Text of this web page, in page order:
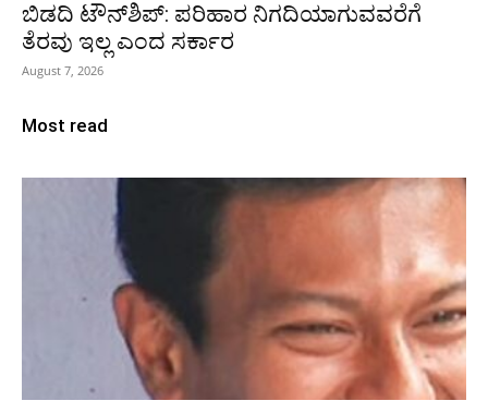
ಬಿಡದಿ ಟೌನ್‌ಶಿಪ್‌: ಪರಿಹಾರ ನಿಗದಿಯಾಗುವವರೆಗೆ
ತೆರವು ಇಲ್ಲ ಎಂದ ಸರ್ಕಾರ
August 7, 2026
Most read